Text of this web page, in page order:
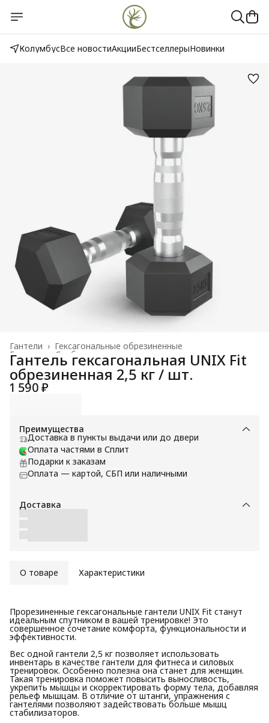
КолумбусВсе новостиАкцииБестселлерыНовинки
Гексагональные обрезиненные
Гантели ›
Свободные веса
Главная
Гантель гексагональная UNIX Fit
обрезиненная 2,5 кг / шт.
1 590 ₽
Преимущества
Доставка в пункты выдачи или до двери
Оплата частями в Сплит
Подарки к заказам
Оплата — картой, СБП или наличными
Доставка
О товаре Характеристики
Прорезиненные гексагональные гантели UNIX Fit станут
идеальным спутником в вашей тренировке! Это
совершенное сочетание комфорта, функциональности и
эффективности.
Вес одной гантели 2,5 кг позволяет использовать
инвентарь в качестве гантели для фитнеса и силовых
тренировок. Особенно полезна она станет для женщин.
Такая тренировка поможет повысить выносливость,
укрепить мышцы и скорректировать форму тела, добавляя
рельеф мышцам. В отличие от штанги, упражнения с
гантелями позволяют задействовать больше мышц
стабилизаторов.